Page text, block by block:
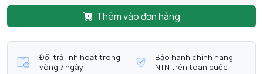
Thêm vào đơn hàng
Đổi trả linh hoạt trong
vòng 7 ngày
Bảo hành chính hãng
NTN trên toàn quốc